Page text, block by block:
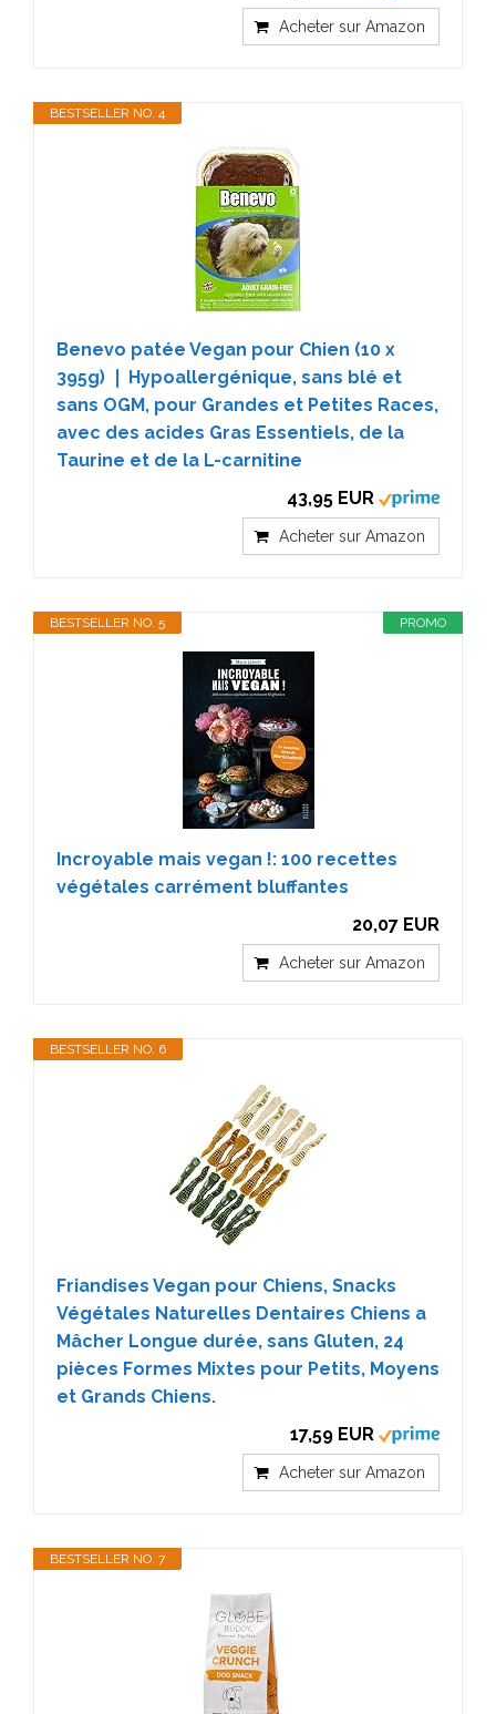
Acheter sur Amazon
BESTSELLER NO. 4
Benevo patée Vegan pour Chien (10 x
395g) ❘ Hypoallergénique, sans blé et
sans OGM, pour Grandes et Petites Races,
avec des acides Gras Essentiels, de la
Taurine et de la L-carnitine
43,95 EUR
Acheter sur Amazon
PROMO
BESTSELLER NO. 5
Incroyable mais vegan !: 100 recettes
végétales carrément bluffantes
20,07 EUR
Acheter sur Amazon
BESTSELLER NO. 6
Friandises Vegan pour Chiens, Snacks
Végétales Naturelles Dentaires Chiens a
Mâcher Longue durée, sans Gluten, 24
pièces Formes Mixtes pour Petits, Moyens
et Grands Chiens.
17,59 EUR
Acheter sur Amazon
BESTSELLER NO. 7